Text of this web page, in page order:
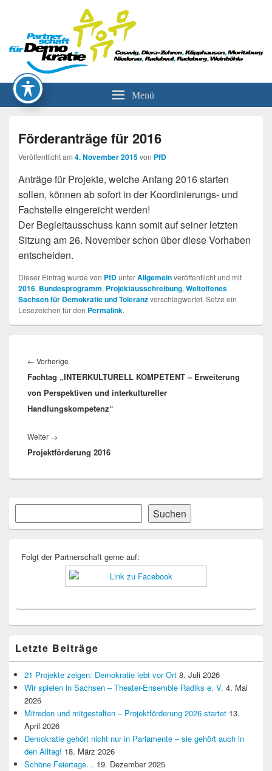
Partnerschaft für Demokratie
Menü
Förderanträge für 2016
Veröffentlicht am 4. November 2015von PfD
Anträge für Projekte, welche Anfang 2016 starten
sollen, können ab sofort in der Koordinierungs- und
Fachstelle eingereicht werden!
Der Begleitausschuss kann somit auf seiner letzten
Sitzung am 26. November schon über diese Vorhaben
entscheiden.
Dieser Eintrag wurde von PfDunterAllgemeinveröffentlicht und mit
2016, Bundesprogramm, Projektausschreibung, Weltoffenes
Sachsen für Demokratie und Toleranzverschlagwortet. Setze ein
Lesezeichen für den Permalink.
← Vorherige
Beitrag:
Fachtag „INTERKULTURELL KOMPETENT – Erweiterung
von Perspektiven und interkultureller
Handlungskompetenz“
Weiter →
Beitrag:
Projektförderung 2016
Primärer
Widgetbereich
Suchen
Folgt der Partnerschaft gerne auf:
Letzte Beiträge
21 Projekte zeigen: Demokratie lebt vor Ort 8. Juli 2026
Wir spielen in Sachsen – Theater-Ensemble Radiks e. V. 4. Mai
2026
Mitreden und mitgestalten – Projektförderung 2026 startet 13.
April 2026
Demokratie gehört nicht nur in Parlamente – sie gehört auch in
den Alltag! 18. März 2026
Schöne Feiertage… 19. Dezember 2025